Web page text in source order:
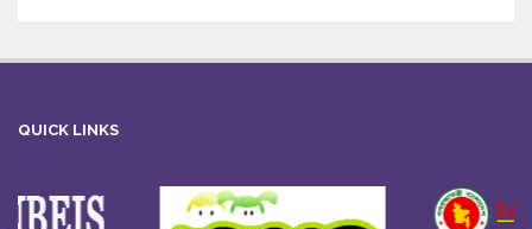
QUICK LINKS